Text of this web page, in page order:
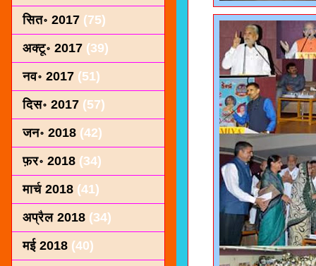
सित॰ 2017 (75)
अक्टू॰ 2017 (39)
नव॰ 2017 (51)
दिस॰ 2017 (57)
जन॰ 2018 (42)
फ़र॰ 2018 (34)
मार्च 2018 (41)
अप्रैल 2018 (34)
मई 2018 (40)